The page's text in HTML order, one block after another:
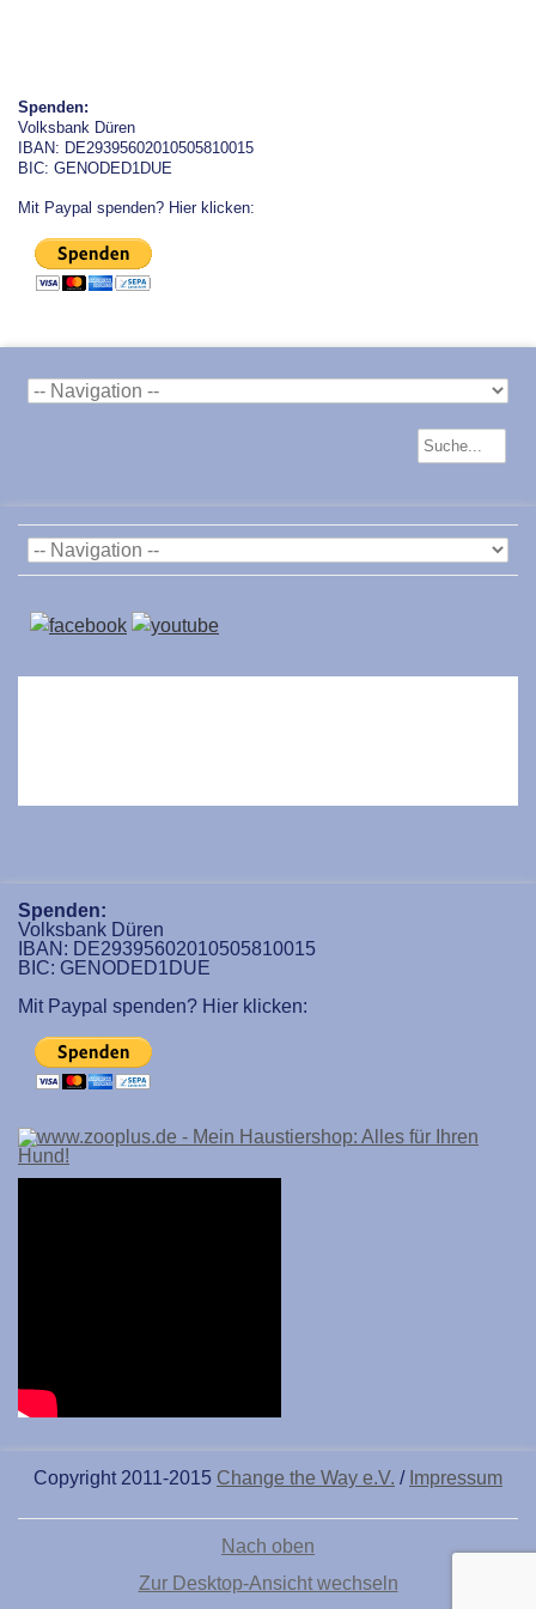
Spenden:
Volksbank Düren
IBAN: DE29395602010505810015
BIC: GENODED1DUE
Mit Paypal spenden? Hier klicken:
Spenden:
Volksbank Düren
IBAN: DE29395602010505810015
BIC: GENODED1DUE
Mit Paypal spenden? Hier klicken:
Copyright 2011-2015 Change the Way e.V. / Impressum
Nach oben
Zur Desktop-Ansicht wechseln